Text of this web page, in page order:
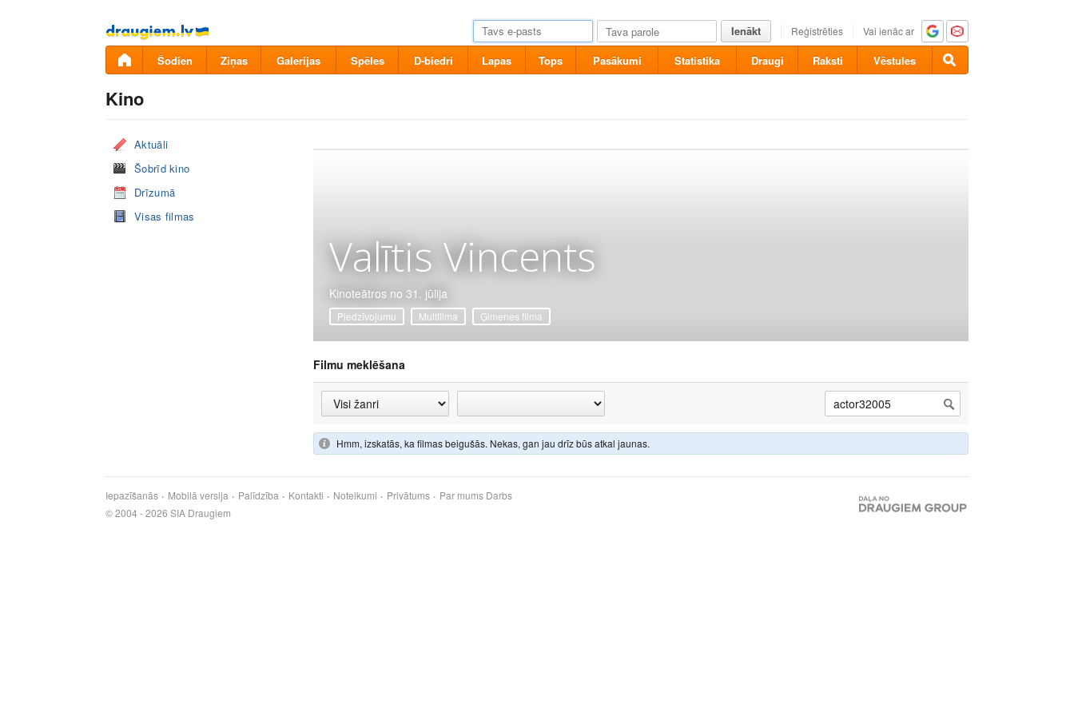
Pāriet
uz
saturu
Ienākt Reģistrēties Vai ienāc ar
Šodien Ziņas Galerijas Spēles D-biedri Lapas Tops Pasākumi Statistika Draugi Raksti Vēstules
Kino
Aktuāli
Šobrīd kino
Drīzumā
Visas filmas
Valītis Vincents
Kinoteātros no 31. jūlija
Piedzīvojumu Multfilma Ģimenes filma
Filmu meklēšana
Hmm, izskatās, ka filmas beigušās. Nekas, gan jau drīz būs atkal jaunas.
Iepazīšanās Mobilā versija Palīdzība Kontakti Noteikumi Privātums Par mums Darbs
© 2004 - 2026 SIA Draugiem